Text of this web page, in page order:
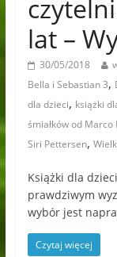
lat –
30/05/2018
Bella i Sebastian 3,
dla dzieci, książki
śmiałków od Marco
Siri Pettersen,
Książki dla
prawdziwym
wybór jest
Czytaj więcej